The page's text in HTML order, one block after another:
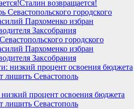
Сталин возвращается!
городского
Пархоменко избран
Заксобрания
процент освоения бюджета
лишить Севастополь